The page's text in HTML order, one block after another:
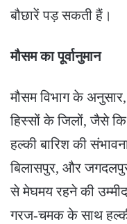
बौछारें पड़ सकती हैं।
मौसम का पूर्वानुमान
मौसम विभाग के
हिस्सों के जिलों, जैसे
हल्की बारिश की
बिलासपुर, और
से मेघमय रहने की
गरज-चमक के साथ